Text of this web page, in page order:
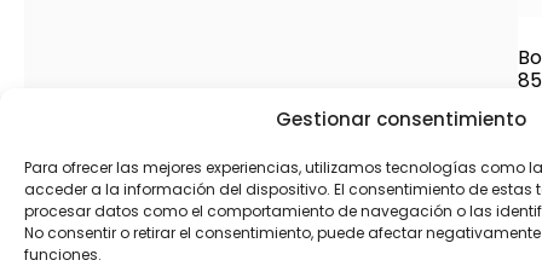
Gestionar consentimiento
Para ofrecer las mejores experiencias, utilizamos tecnologías como
acceder a la información del dispositivo. El consentimiento de
procesar datos como el comportamiento de navegación o las
No consentir o retirar el consentimiento, puede afectar
funciones.
f/